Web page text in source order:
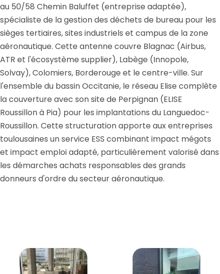
au 50/58 Chemin Baluffet (entreprise adaptée),
spécialiste de la gestion des déchets de bureau pour les
sièges tertiaires, sites industriels et campus de la zone
aéronautique. Cette antenne couvre Blagnac (Airbus,
ATR et l'écosystème supplier), Labège (Innopole,
Solvay), Colomiers, Borderouge et le centre-ville. Sur
l'ensemble du bassin Occitanie, le réseau Elise complète
la couverture avec son site de Perpignan (ELISE
Roussillon à Pia) pour les implantations du Languedoc-
Roussillon. Cette structuration apporte aux entreprises
toulousaines un service ESS combinant impact mégots
et impact emploi adapté, particulièrement valorisé dans
les démarches achats responsables des grands
donneurs d'ordre du secteur aéronautique.